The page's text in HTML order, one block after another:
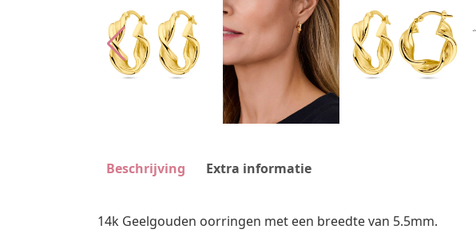
Beschrijving Extra informatie
14k Geelgouden oorringen met een breedte van 5.5mm.